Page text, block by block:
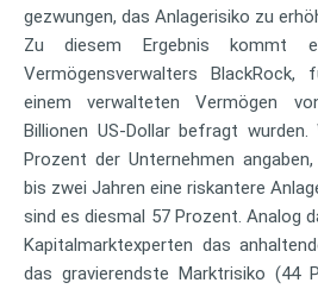
gezwungen, das Anlagerisiko zu
Zu diesem Ergebnis kommt
Vermögensverwalters
einem verwalteten Vermögen
Billionen US-Dollar befragt
Prozent der Unternehmen
bis zwei Jahren eine riskantere
sind es diesmal 57 Prozent. Analog
Kapitalmarktexperten das
das gravierendste Marktrisiko (44